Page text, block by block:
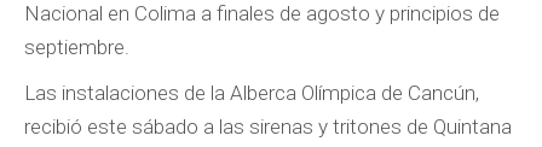
Nacional en Colima a finales de agosto y principios de
septiembre.
Las instalaciones de la Alberca Olímpica de Cancún,
recibió este sábado a las sirenas y tritones de Quintana